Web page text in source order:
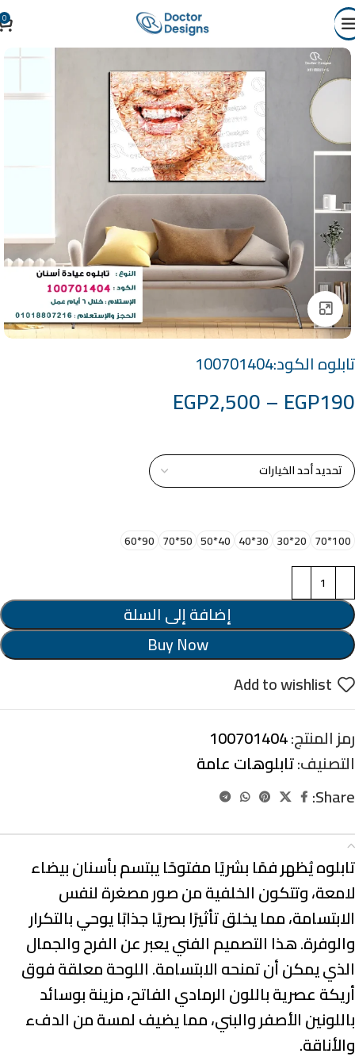
0
Click to enlarge
تابلوه الكود:100701404
EGP190
–
EGP2,500
100*70
20*30
30*40
40*50
50*70
90*60
إضافة إلى السلة
Buy Now
Add to wishlist
رمز المنتج:100701404
التصنيف:تابلوهات عامة
Share:
تابلوه يُظهر فمًا بشريًا مفتوحًا يبتسم بأسنان بيضاء
لامعة، وتتكون الخلفية من صور مصغرة لنفس
الابتسامة، مما يخلق تأثيرًا بصريًا جذابًا يوحي بالتكرار
والوفرة. هذا التصميم الفني يعبر عن الفرح والجمال
الذي يمكن أن تمنحه الابتسامة. اللوحة معلقة فوق
أريكة عصرية باللون الرمادي الفاتح، مزينة بوسائد
باللونين الأصفر والبني، مما يضيف لمسة من الدفء
والأناقة.